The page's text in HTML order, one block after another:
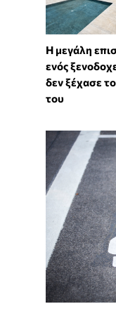
Η μεγάλη
ενός
δεν ξέχασε
του